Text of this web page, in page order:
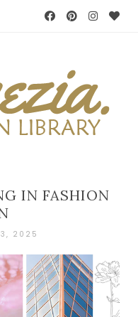
IN FASHION
3, 2025